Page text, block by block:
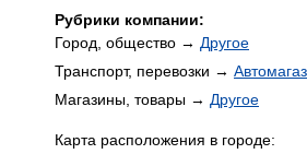
Рубрики компании:
Город, общество → Другое
Транспорт, перевозки →
Магазины, товары → Другое
Карта расположения в городе: